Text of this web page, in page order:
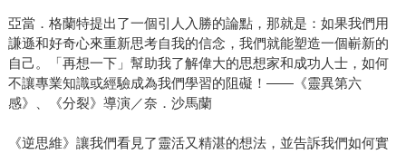
亞當．格蘭特提出了一個引人入勝的論點，那就是：如果我們用
謙遜和好奇心來重新思考自我的信念，我們就能塑造一個嶄新的
自己。「再想一下」幫助我了解偉大的思想家和成功人士，如何
不讓專業知識或經驗成為我們學習的阻礙！——《靈異第六
感》、《分裂》導演／奈．沙馬蘭
《逆思維》讓我們看見了靈活又精湛的想法，並告訴我們如何實